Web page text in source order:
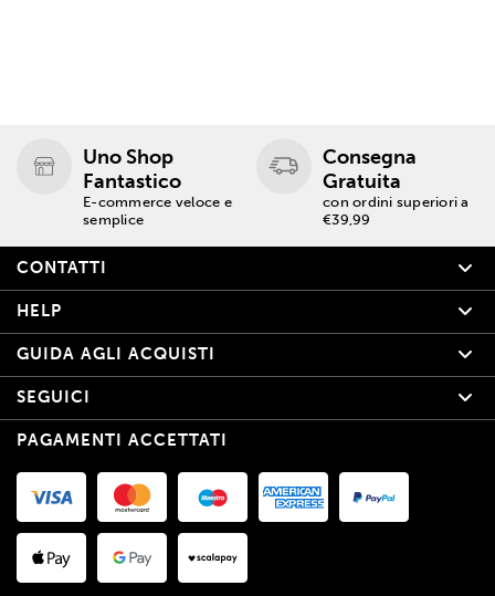
Uno Shop
Fantastico
E-commerce veloce e
semplice
Consegna
Gratuita
con ordini superiori a
€39,99
CONTATTI
HELP
GUIDA AGLI ACQUISTI
SEGUICI
PAGAMENTI ACCETTATI